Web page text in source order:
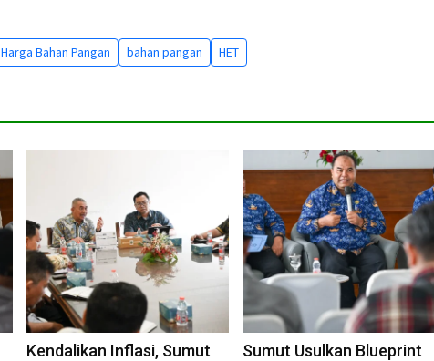
Harga Bahan Pangan bahan pangan HET
Kendalikan Inflasi, Sumut
Sumut Usulkan Blueprint